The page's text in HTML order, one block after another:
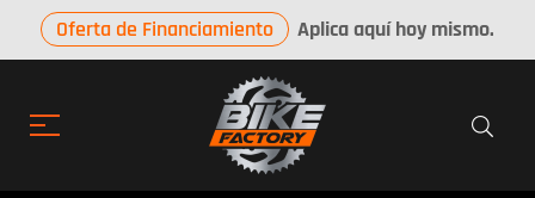
Oferta de Financiamiento Aplica aquí hoy mismo.